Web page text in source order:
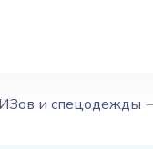
и спецодежды